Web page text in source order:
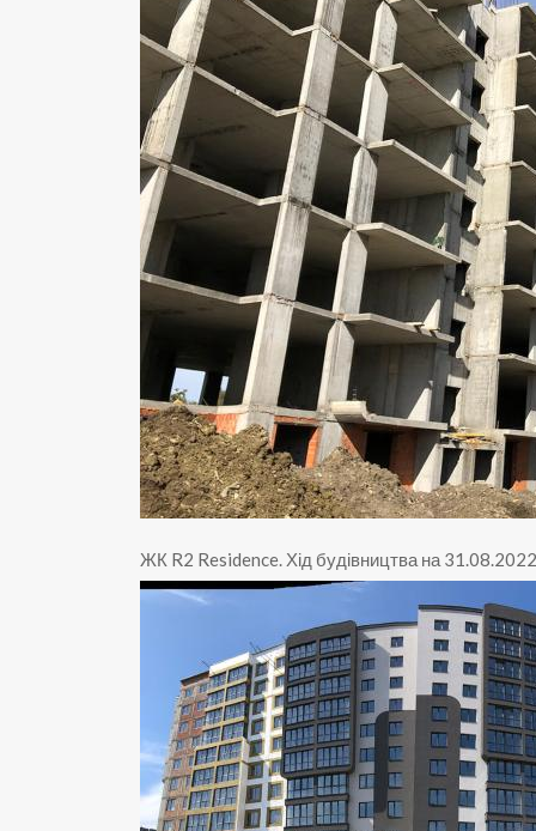
ЖК R2 Residence. Хід будівництва на 31.08.2022